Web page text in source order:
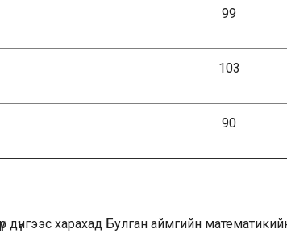
99
103
90
дүнгээс харахад Булган аймгийн